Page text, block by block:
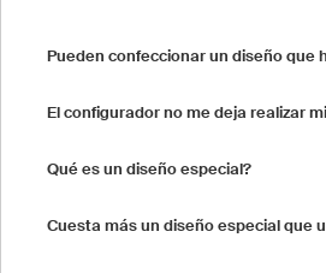
Pueden confeccionar un diseño que
El configurador no me deja realizar
Qué es un diseño especial?
Cuesta más un diseño especial que